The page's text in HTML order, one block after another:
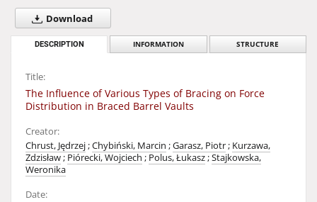
Download
DESCRIPTION INFORMATION STRUCTURE
Title:
The Influence of Various Types of Bracing on Force
Distribution in Braced Barrel Vaults
Creator:
Chrust, Jędrzej;Chybiński, Marcin ;Garasz, Piotr; Kurzawa,
Zdzisław; Piórecki, Wojciech ; Polus, Łukasz;Stajkowska,
Weronika
Date: